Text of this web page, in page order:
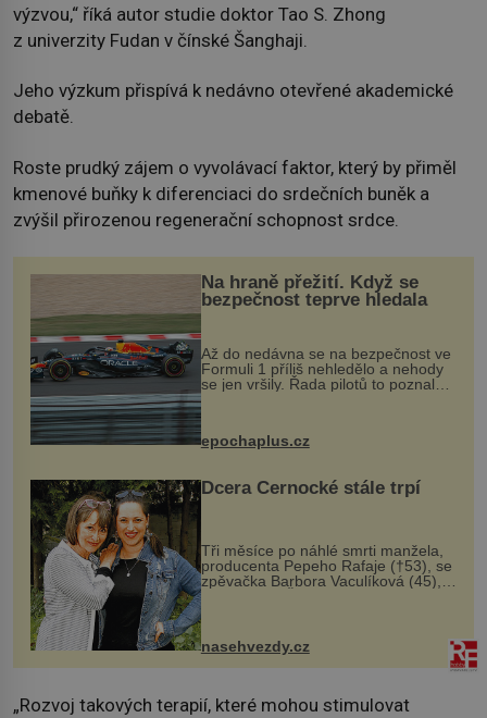
výzvou,“ říká autor studie doktor Tao S. Zhong
z univerzity Fudan v čínské Šanghaji.
Jeho výzkum přispívá k nedávno otevřené akademické
debatě.
Roste prudký zájem o vyvolávací faktor, který by přiměl
kmenové buňky k diferenciaci do srdečních buněk a
zvýšil přirozenou regenerační schopnost srdce.
Na hraně přežití. Když se
bezpečnost teprve hledala
Až do nedávna se na bezpečnost ve
Formuli 1 příliš nehledělo a nehody
se jen vršily. Řada pilotů to poznala
na vlastní kůži, často s trvalými
následky nebo bohužel i ztrátou
života. Dnes nepochopiteln...
epochaplus.cz
Dcera Černocké stále trpí
Tři měsíce po náhlé smrti manžela,
producenta Pepeho Rafaje (†53), se
zpěvačka Barbora Vaculíková (45),
dcera Petry Černocké (75), poprvé
ozvala veřejnosti. Na sociální síti
sdílela, že se snaží fung...
nasehvezdy.cz
„Rozvoj takových terapií, které mohou stimulovat